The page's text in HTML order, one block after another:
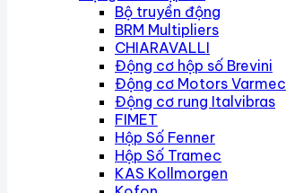
Bộ truyền động
BRM Multipliers
CHIARAVALLI
Động cơ hộp số Brevini
Động cơ Motors Varmec
Động cơ rung Italvibras
FIMET
Hộp Số Fenner
Hộp Số Tramec
KAS Kollmorgen